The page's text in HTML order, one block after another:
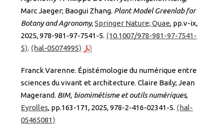
Marc Jaeger; Baogui Zhang. Plant Model Greenlab for
Botany and Agronomy,Springer Nature; Quae, pp.v-ix,
2025, 978-981-97-7541-5. ⟨10.1007/978-981-97-7541-
5⟩. ⟨hal-05074995⟩
Franck Varenne. Épistémologie du numérique entre
sciences du vivant et architecture. Claire Baily; Jean
Magerand. BIM, biomimétisme et outils numériques,
Eyrolles, pp.163-171, 2025, 978-2-416-02341-5. ⟨hal-
05465081⟩